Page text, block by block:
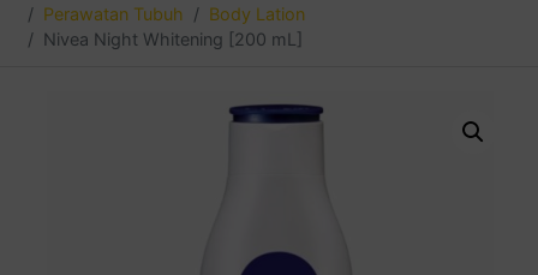
Perawatan Tubuh
Body Lation
Nivea Night Whitening [200 mL]